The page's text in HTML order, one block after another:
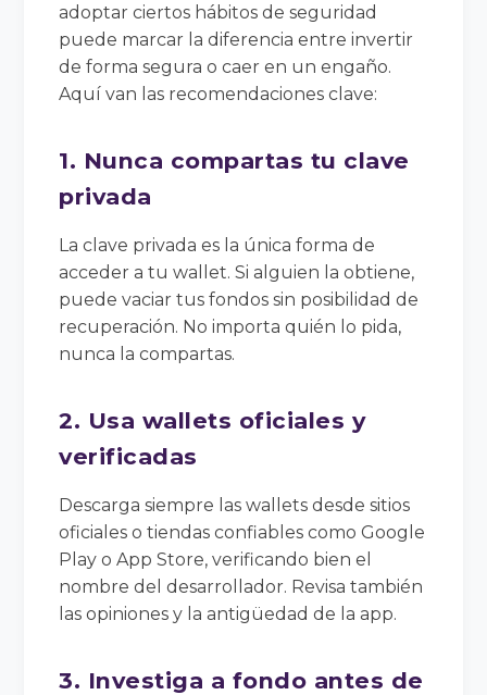
adoptar ciertos hábitos de seguridad
puede marcar la diferencia entre invertir
de forma segura o caer en un engaño.
Aquí van las recomendaciones clave:
1. Nunca compartas tu clave
privada
La clave privada es la única forma de
acceder a tu wallet. Si alguien la obtiene,
puede vaciar tus fondos sin posibilidad de
recuperación. No importa quién lo pida,
nunca la compartas.
2. Usa wallets oficiales y
verificadas
Descarga siempre las wallets desde sitios
oficiales o tiendas confiables como Google
Play o App Store, verificando bien el
nombre del desarrollador. Revisa también
las opiniones y la antigüedad de la app.
3. Investiga a fondo antes de